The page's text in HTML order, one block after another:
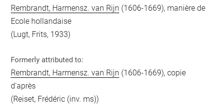
Rembrandt, Harmensz. van Rijn (1606-1669), manière de
Ecole hollandaise
(Lugt, Frits, 1933)
Formerly attributed to:
Rembrandt, Harmensz. van Rijn (1606-1669), copie
d'après
(Reiset, Frédéric (inv. ms))